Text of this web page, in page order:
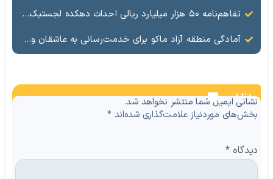
تفاهم‌نامه ۵۰ هزار میلیارد ریالی احداث دهکده لجستیک ماکو امضا شد
آمادگی منطقه آزاد ماکو برای خدمت‌رسانی به عاشقان ولایت در آیین وداع و تشییع قائد امت
نظرات
نشانی ایمیل شما منتشر نخواهد شد.
بخش‌های موردنیاز علامت‌گذاری شده‌اند*
دیدگاه*